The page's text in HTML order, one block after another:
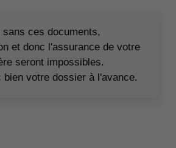
sans ces documents,
et donc l'assurance de votre
seront impossibles.
bien votre dossier à l'avance.